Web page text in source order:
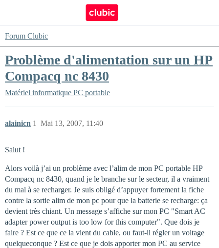
Forum Clubic
Problème d'alimentation sur un HP
Compacq nc 8430
Matériel informatique PC portable
alainicn Mai 13, 2007, 11:40
1
Salut !
Alors voilà j’ai un problème avec l’alim de mon PC portable HP
Compacq nc 8430, quand je le branche sur le secteur, il a vraiment
du mal à se recharger. Je suis obligé d’appuyer fortement la fiche
contre la sortie alim de mon pc pour que la batterie se recharge: ça
devient très chiant. Un message s’affiche sur mon PC "Smart AC
adapter power output is too low for this computer". Que dois je
faire ? Est ce que ce la vient du cable, ou faut-il régler un voltage
quelqueconque ? Est ce que je dois apporter mon PC au service